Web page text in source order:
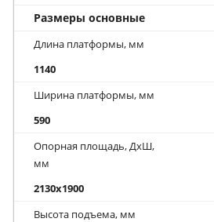
Размеры основные
Длина платформы, мм
1140
Ширина платформы, мм
590
Опорная площадь, ДхШ,
мм
2130x1900
Высота подъема, мм